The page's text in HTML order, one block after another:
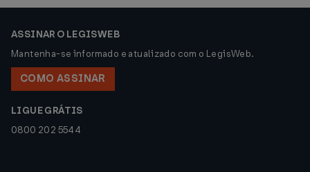
ASSINAR O LEGISWEB
Mantenha-se informado e atualizado com o LegisWeb.
COMO ASSINAR
LIGUE GRÁTIS
0800 202 5544